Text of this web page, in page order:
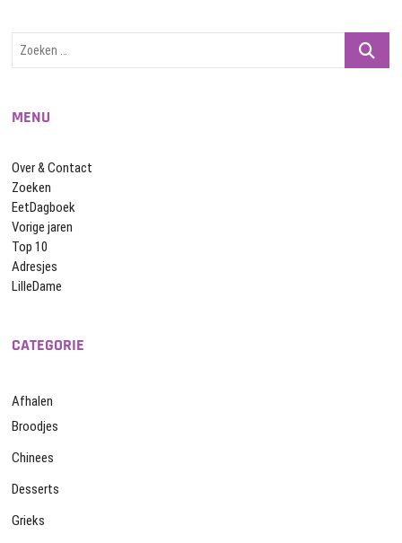
Zoeken
MENU
Over & Contact
Zoeken
EetDagboek
Vorige jaren
Top 10
Adresjes
LilleDame
CATEGORIE
Afhalen
Broodjes
Chinees
Desserts
Grieks